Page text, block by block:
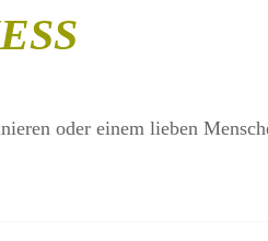
oder einem lieben